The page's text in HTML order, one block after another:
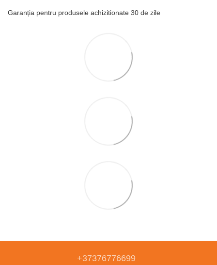
Garanția pentru produsele achizitionate 30 de zile
+37376776699